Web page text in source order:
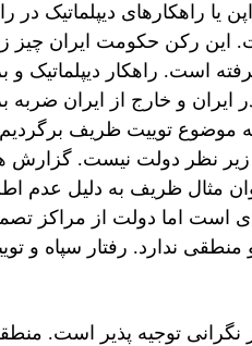
یا راهکارهای دیپلماتیک
این رکن حکومت ایران چیز
است. راهکار دیپلماتیک و
ایران و خارج از ایران
موضوع توییت ظریف
زیر نظر دولت نیست. گزارش
مثال ظریف به دلیل عدم
ای است اما دولت از مراکز
ندارد. رفتار سپاه و
نگرانی توجیه پذیر است.